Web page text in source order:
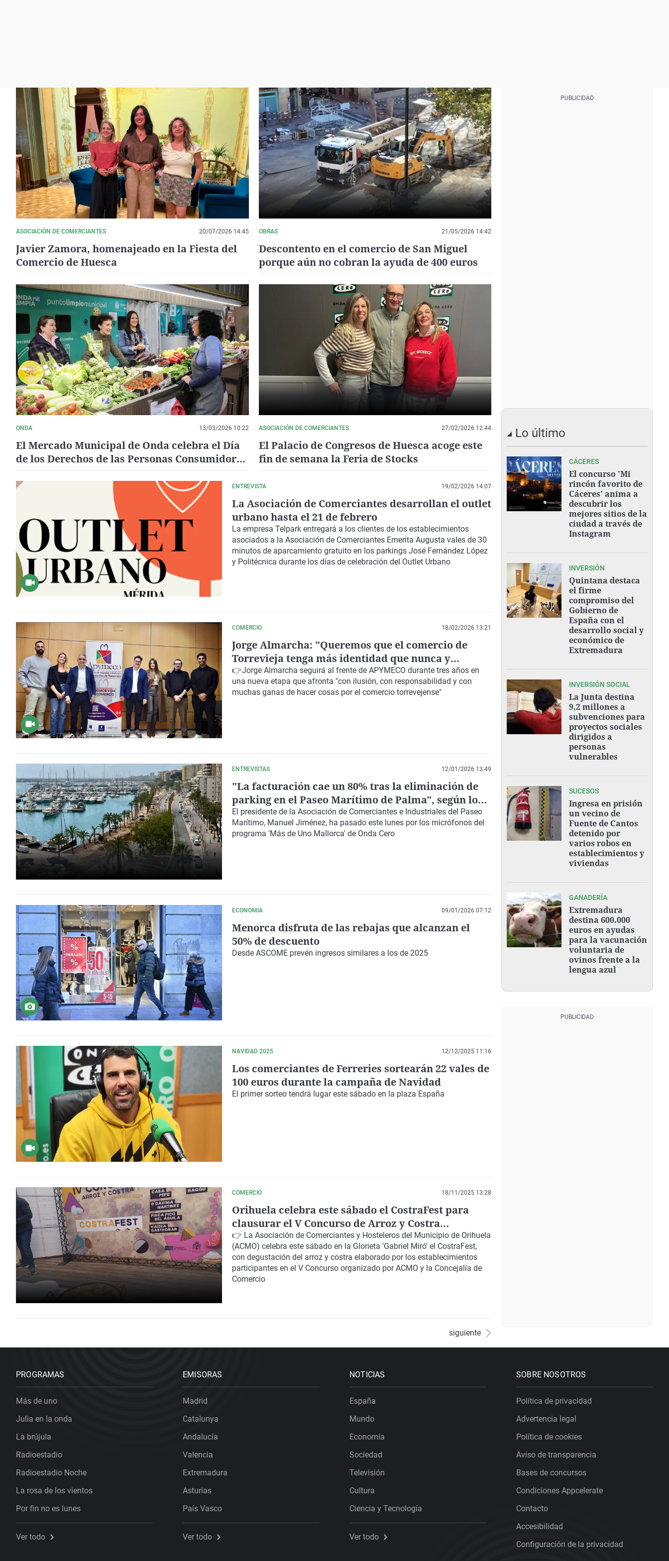
ASOCIACIÓN DE COMERCIANTES 20/07/2026 14:45
Javier Zamora, homenajeado en la Fiesta del
Comercio de Huesca
OBRAS 21/05/2026 14:42
Descontento en el comercio de San Miguel
porque aún no cobran la ayuda de 400 euros
ONDA 13/03/2026 10:22
El Mercado Municipal de Onda celebra el Día
de los Derechos de las Personas Consumidoras
ASOCIACIÓN DE COMERCIANTES 27/02/2026 12:44
El Palacio de Congresos de Huesca acoge este
fin de semana la Feria de Stocks
ENTREVISTA 19/02/2026 14:07
La Asociación de Comerciantes desarrollan el outlet
urbano hasta el 21 de febrero
La empresa Telpark entregará a los clientes de los establecimientos
asociados a la Asociación de Comerciantes Emerita Augusta vales de 30
minutos de aparcamiento gratuito en los parkings José Fernández López
y Politécnica durante los días de celebración del Outlet Urbano
COMERCIO 18/02/2026 13:21
Jorge Almarcha: "Queremos que el comercio de
Torrevieja tenga más identidad que nunca y
APYMECO es indispensable para conseguirlo"
👉Jorge Almarcha seguirá al frente de APYMECO durante tres años en
una nueva etapa que afronta "con ilusión, con responsabilidad y con
muchas ganas de hacer cosas por el comercio torrevejense"
ENTREVISTAS 12/01/2026 13:49
"La facturación cae un 80% tras la eliminación de
parking en el Paseo Marítimo de Palma", según los
comerciantes
El presidente de la Asociación de Comerciantes e Industriales del Paseo
Marítimo, Manuel Jiménez, ha pasado este lunes por los micrófonos del
programa 'Más de Uno Mallorca' de Onda Cero
ECONOMIA 09/01/2026 07:12
Menorca disfruta de las rebajas que alcanzan el
50% de descuento
Desde ASCOME prevén ingresos similares a los de 2025
NAVIDAD 2025 12/12/2025 11:16
Los comerciantes de Ferreries sortearán 22 vales de
100 euros durante la campaña de Navidad
El primer sorteo tendrá lugar este sábado en la plaza España
COMERCIO 18/11/2025 13:28
Orihuela celebra este sábado el CostraFest para
clausurar el V Concurso de Arroz y Costra
organizado por la ACMO
👉 La Asociación de Comerciantes y Hosteleros del Municipio de Orihuela
(ACMO) celebra este sábado en la Glorieta 'Gabriel Miró' el CostraFest,
con degustación del arroz y costra elaborado por los establecimientos
participantes en el V Concurso organizado porACMO y la Concejalía de
Comercio
siguiente
Lo último
CÁCERES
El concurso 'Mi
rincón favorito de
Cáceres' anima a
descubrir los
mejores sitios de la
ciudad a través de
Instagram
INVERSIÓN
Quintana destaca
el firme
compromiso del
Gobierno de
España con el
desarrollo social y
económico de
Extremadura
INVERSIÓN SOCIAL
La Junta destina
9,2 millones a
subvenciones para
proyectos sociales
dirigidos a
personas
vulnerables
SUCESOS
Ingresa en prisión
un vecino de
Fuente de Cantos
detenido por
varios robos en
establecimientos y
viviendas
GANADERÍA
Extremadura
destina 600.000
euros en ayudas
para la vacunación
voluntaria de
ovinos frente a la
lengua azul
PROGRAMAS
Más de uno
Julia en la onda
La brújula
Radioestadio
Radioestadio Noche
La rosa de los vientos
Por fin no es lunes
Ver todo
EMISORAS
Madrid
Catalunya
Andalucía
Valencia
Extremadura
Asturias
País Vasco
Ver todo
NOTICIAS
España
Mundo
Economía
Sociedad
Televisión
Cultura
Ciencia y Tecnología
Ver todo
SOBRE NOSOTROS
Política de privacidad
Advertencia legal
Política de cookies
Aviso de transparencia
Bases de concursos
Condiciones Appcelerate
Contacto
Accesibilidad
Configuración de la privacidad